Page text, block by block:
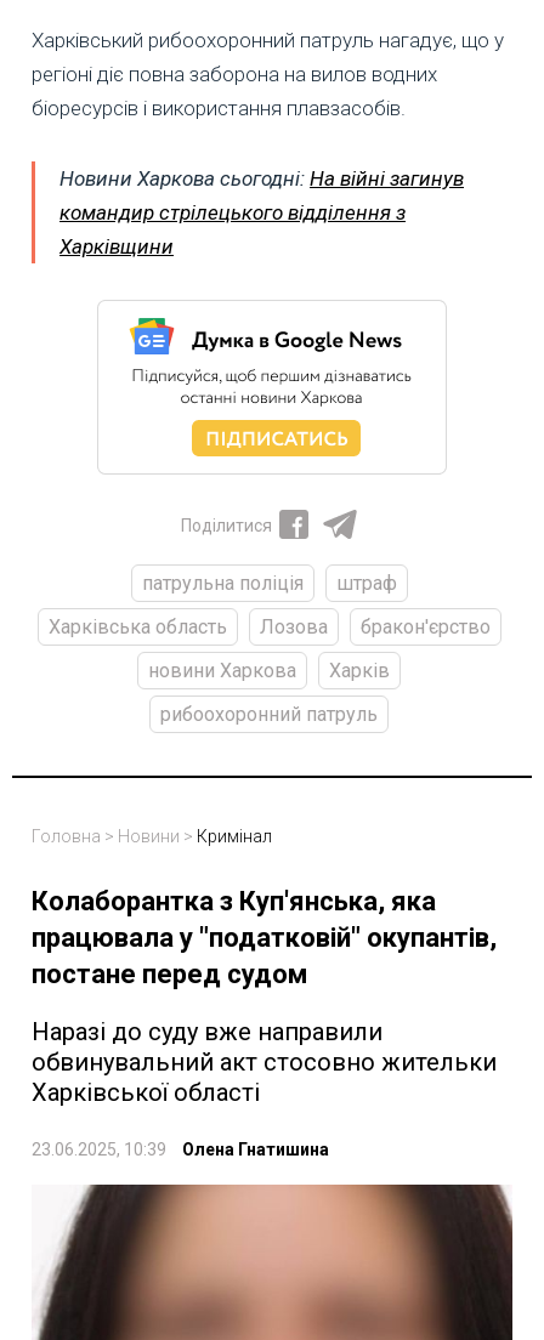
Харківський рибоохоронний патруль нагадує, що у
регіоні діє повна заборона на вилов водних
біоресурсів і використання плавзасобів.
Новини Харкова сьогодні: На війні загинув
командир стрілецького відділення з
Харківщини
Поділитися
патрульна поліція
штраф
Харківська область
Лозова
бракон'єрство
новини Харкова
Харків
рибоохоронний патруль
Головна > Новини > Кримінал
Колаборантка з Куп'янська, яка
працювала у "податковій" окупантів,
постане перед судом
Наразі до суду вже направили
обвинувальний акт стосовно жительки
Харківської області
23.06.2025, 10:39 Олена Гнатишина